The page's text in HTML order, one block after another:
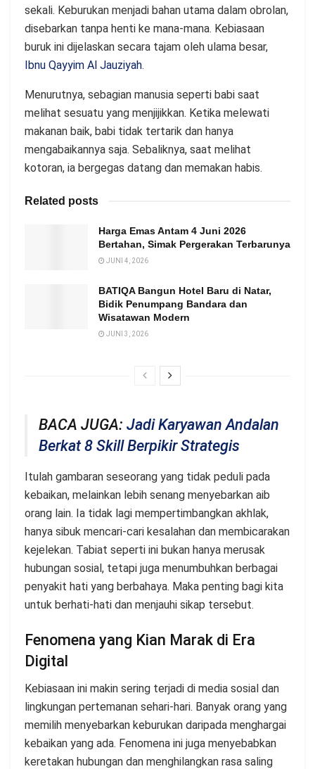
sekali. Keburukan menjadi bahan utama dalam obrolan,
disebarkan tanpa henti ke mana-mana. Kebiasaan
buruk ini dijelaskan secara tajam oleh ulama besar,
Ibnu Qayyim Al Jauziyah.
Menurutnya, sebagian manusia seperti babi saat
melihat sesuatu yang menjijikkan. Ketika melewati
makanan baik, babi tidak tertarik dan hanya
mengabaikannya saja. Sebaliknya, saat melihat
kotoran, ia bergegas datang dan memakan habis.
Related posts
Harga Emas Antam 4 Juni 2026
Bertahan, Simak Pergerakan Terbarunya
JUNI 4, 2026
BATIQA Bangun Hotel Baru di Natar,
Bidik Penumpang Bandara dan
Wisatawan Modern
JUNI 3, 2026
BACA JUGA: Jadi Karyawan Andalan
Berkat 8 Skill Berpikir Strategis
Itulah gambaran seseorang yang tidak peduli pada
kebaikan, melainkan lebih senang menyebarkan aib
orang lain. Ia tidak lagi mempertimbangkan akhlak,
hanya sibuk mencari-cari kesalahan dan membicarakan
kejelekan. Tabiat seperti ini bukan hanya merusak
hubungan sosial, tetapi juga menumbuhkan berbagai
penyakit hati yang berbahaya. Maka penting bagi kita
untuk berhati-hati dan menjauhi sikap tersebut.
Fenomena yang Kian Marak di Era
Digital
Kebiasaan ini makin sering terjadi di media sosial dan
lingkungan pertemanan sehari-hari. Banyak orang yang
memilih menyebarkan keburukan daripada menghargai
kebaikan yang ada. Fenomena ini juga menyebabkan
keretakan hubungan dan menghilangkan rasa saling